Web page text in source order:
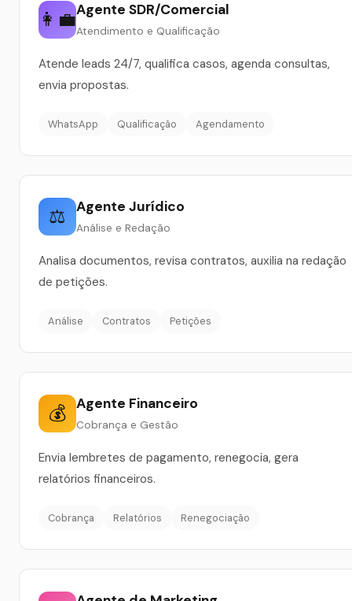
👩‍💼Agente SDR/Comercial
Atendimento e Qualificação
Atende leads 24/7, qualifica casos, agenda consultas,
envia propostas.
WhatsApp Qualificação Agendamento
⚖️ Agente Jurídico
Análise e Redação
Analisa documentos, revisa contratos, auxilia na redação
de petições.
Análise Contratos Petições
💰 Agente Financeiro
Cobrança e Gestão
Envia lembretes de pagamento, renegocia, gera
relatórios financeiros.
Cobrança Relatórios Renegociação